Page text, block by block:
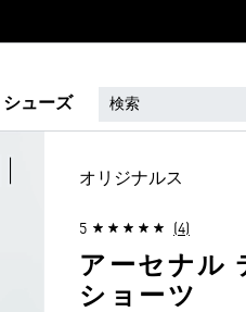
シューズ
オリジナルス
5 (4)
アーセナル
ショーツ